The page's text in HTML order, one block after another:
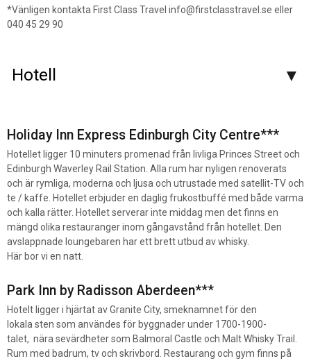
*Vänligen kontakta First Class Travel info@firstclasstravel.se eller
040 45 29 90
Hotell
Holiday Inn Express Edinburgh City Centre***
Hotellet ligger 10 minuters promenad från livliga Princes Street och
Edinburgh Waverley Rail Station. Alla rum har nyligen renoverats
och är rymliga, moderna och ljusa och utrustade med satellit-TV och
te / kaffe. Hotellet erbjuder en daglig frukostbuffé med både varma
och kalla rätter. Hotellet serverar inte middag men det finns en
mängd olika restauranger inom gångavstånd från hotellet. Den
avslappnade loungebaren har ett brett utbud av whisky.
Här bor vi en natt.
Park Inn by Radisson Aberdeen***
Hotelt ligger i hjärtat av Granite City, smeknamnet för den
lokala sten som användes för byggnader under 1700-1900-
talet, nära sevärdheter som Balmoral Castle och Malt Whisky Trail.
Rum med badrum, tv och skrivbord. Restaurang och gym finns på